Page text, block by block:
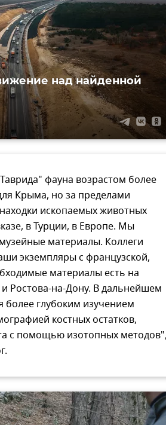
над найденной
фауна возрастом более
Крыма, но за пределами
ископаемых животных
в Турции, в Европе. Мы
материалы. Коллеги
экземпляры с французской,
материалы есть на
Ростова-на-Дону. В дальнейшем
более глубоким изучением
костных остатков,
с помощью изотопных